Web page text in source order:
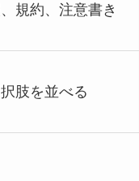
規約、注意書き
肢を並べる